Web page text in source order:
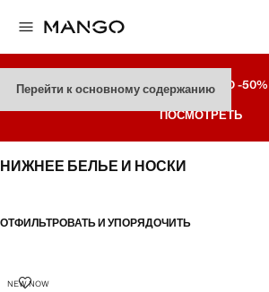
Перейти к основному содержанию
РАСПРОДАЖА
ДO -50%
ПОСМОТРЕТЬ
НИЖНЕЕ БЕЛЬЕ И НОСКИ
ОТФИЛЬТРОВАТЬ И УПОРЯДОЧИТЬ
NEW NOWДВЕ ПАРЫ НОСКОВ В РУБЧИК